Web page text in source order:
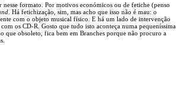
nesse formato. Por motivos económicos ou de fetiche (penso
. Há fetichização, sim, mas acho que isso não é mau: o
com o objeto musical físico. E há um lado de intervenção
os CD-R. Gosto que tudo isto aconteça numa pequeníssima
que obsoleto, fica bem em Branches porque não procuro a